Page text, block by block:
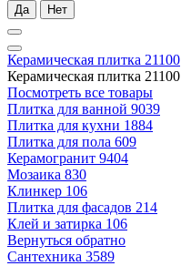
Да Нет
Керамическая плитка 21100
Керамическая плитка 21100
Посмотреть все товары
Плитка для ванной 9039
Плитка для кухни 1884
Плитка для пола 609
Керамогранит 9404
Мозаика 830
Клинкер 106
Плитка для фасадов 214
Клей и затирка 106
Вернуться обратно
Сантехника 3589